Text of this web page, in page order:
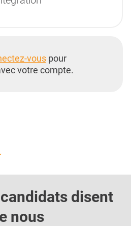
vouspour
votre compte.
disent
nous